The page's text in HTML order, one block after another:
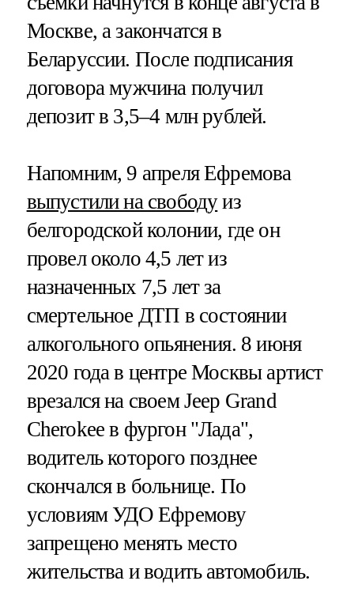
Москве, а закончатся в
Беларуссии. После подписания
договора мужчина получил
депозит в 3,5–4 млн рублей.
Напомним, 9 апреля Ефремова
выпустили на свободуиз
белгородской колонии, где он
провел около 4,5 лет из
назначенных 7,5 лет за
смертельное ДТП в состоянии
алкогольного опьянения. 8 июня
2020 года в центре Москвы артист
врезался на своем Jeep Grand
Cherokee в фургон "Лада",
водитель которого позднее
скончался в больнице. По
условиям УДО Ефремову
запрещено менять место
жительства и водить автомобиль.